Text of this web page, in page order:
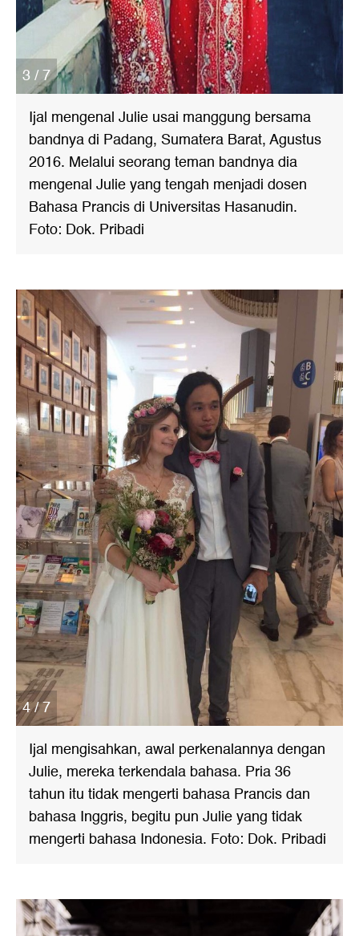
3 / 7
Ijal mengenal Julie usai manggung bersama
bandnya di Padang, Sumatera Barat, Agustus
2016. Melalui seorang teman bandnya dia
mengenal Julie yang tengah menjadi dosen
Bahasa Prancis di Universitas Hasanudin.
Foto: Dok. Pribadi
4 / 7
Ijal mengisahkan, awal perkenalannya dengan
Julie, mereka terkendala bahasa. Pria 36
tahun itu tidak mengerti bahasa Prancis dan
bahasa Inggris, begitu pun Julie yang tidak
mengerti bahasa Indonesia. Foto: Dok. Pribadi